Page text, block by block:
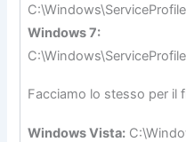
Windows 7:
Facciamo lo stesso per il
Windows Vista: